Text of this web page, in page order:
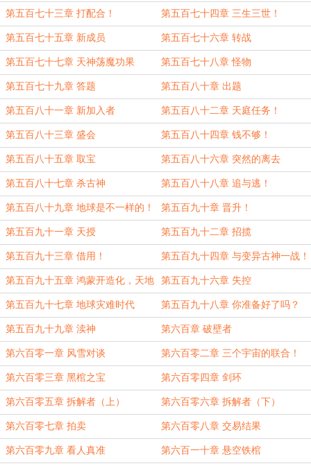
第五百七十三章 打配合！ 第五百七十四章 三生三世！
第五百七十五章 新成员 第五百七十六章 转战
第五百七十七章 天神荡魔功果 第五百七十八章 怪物
第五百七十九章 答题 第五百八十章 出题
第五百八十一章 新加入者 第五百八十二章 天庭任务！
第五百八十三章 盛会 第五百八十四章 钱不够！
第五百八十五章 取宝 第五百八十六章 突然的离去
第五百八十七章 杀古神 第五百八十八章 追与逃！
第五百八十九章 地球是不一样的！ 第五百九十章 晋升！
第五百九十一章 天授 第五百九十二章 招揽
第五百九十三章 借用！ 第五百九十四章 与变异古神一战！
第五百九十五章 鸿蒙开造化，天地
分阴阳
第五百九十六章 失控
第五百九十七章 地球灾难时代 第五百九十八章 你准备好了吗？
第五百九十九章 渎神 第六百章 破壁者
第六百零一章 风雪对谈 第六百零二章 三个宇宙的联合！
第六百零三章 黑棺之宝 第六百零四章 剑环
第六百零五章 拆解者（上） 第六百零六章 拆解者（下）
第六百零七章 拍卖 第六百零八章 交易结果
第六百零九章 看人真准 第六百一十章 悬空铁棺